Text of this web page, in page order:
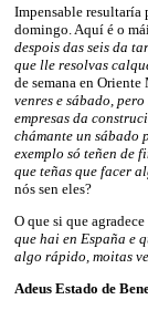
Impensable resultaría
domingo. Aquí é o
despois das seis da
que lle resolvas
de semana en
venres e sábado,
empresas da
chámante un sábado
exemplo só teñen de
que teñas que facer
nós sen eles?
O que si que
que hai en España e
algo rápido, moitas
Adeus Estado de